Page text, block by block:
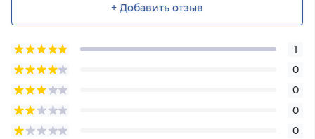
+ Добавить отзыв
1
0
0
0
0